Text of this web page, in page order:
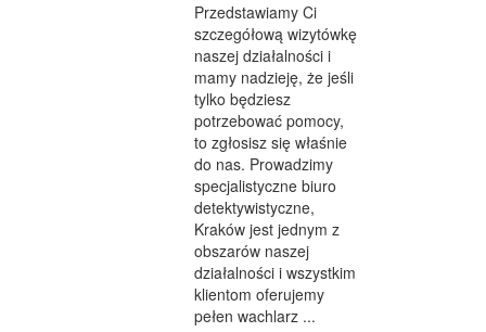
Przedstawiamy Ci
szczegółową wizytówkę
naszej działalności i
mamy nadzieję, że jeśli
tylko będziesz
potrzebować pomocy,
to zgłosisz się właśnie
do nas. Prowadzimy
specjalistyczne biuro
detektywistyczne,
Kraków jest jednym z
obszarów naszej
działalności i wszystkim
klientom oferujemy
pełen wachlarz ...